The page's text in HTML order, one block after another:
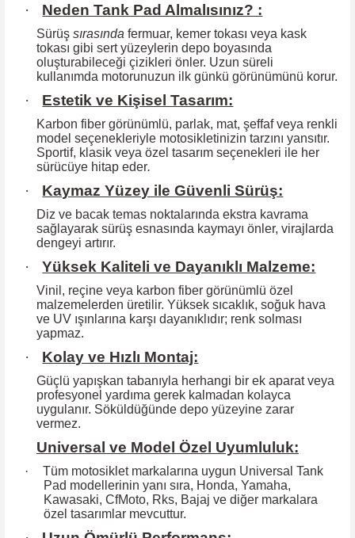
· Neden Tank Pad Almalısınız? :
Sürüş sırasında fermuar, kemer tokası veya kask
tokası gibi sert yüzeylerin depo boyasında
oluşturabileceği çizikleri önler. Uzun süreli
kullanımda motorunuzun ilk günkü görünümünü korur.
· Estetik ve Kişisel Tasarım:
Karbon fiber görünümlü, parlak, mat, şeffaf veya renkli
model seçenekleriyle motosikletinizin tarzını yansıtır.
Sportif, klasik veya özel tasarım seçenekleri ile her
sürücüye hitap eder.
· Kaymaz Yüzey ile Güvenli Sürüş:
Diz ve bacak temas noktalarında ekstra kavrama
sağlayarak sürüş esnasında kaymayı önler, virajlarda
dengeyi artırır.
· Yüksek Kaliteli ve Dayanıklı Malzeme:
Vinil, reçine veya karbon fiber görünümlü özel
malzemelerden üretilir. Yüksek sıcaklık, soğuk hava
ve UV ışınlarına karşı dayanıklıdır; renk solması
yapmaz.
· Kolay ve Hızlı Montaj:
Güçlü yapışkan tabanıyla herhangi bir ek aparat veya
profesyonel yardıma gerek kalmadan kolayca
uygulanır. Söküldüğünde depo yüzeyine zarar
vermez.
Universal ve Model Özel Uyumluluk:
·
Tüm motosiklet markalarına uygun Universal Tank
Pad modellerinin yanı sıra, Honda, Yamaha,
Kawasaki, CfMoto, Rks, Bajaj ve diğer markalara
özel tasarımlar mevcuttur.